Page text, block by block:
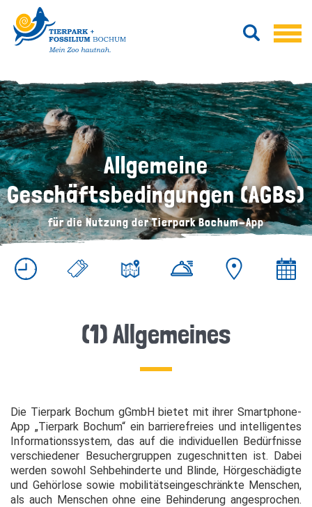
Allgemeine
Geschäftsbedingungen (AGBs)
für die Nutzung der Tierpark Bochum-App
(1) Allgemeines
Die Tierpark Bochum gGmbH bietet mit ihrer Smartphone-
App „Tierpark Bochum“ ein barrierefreies und intelligentes
Informationssystem, das auf die individuellen Bedürfnisse
verschiedener Besuchergruppen zugeschnitten ist. Dabei
werden sowohl Sehbehinderte und Blinde, Hörgeschädigte
und Gehörlose sowie mobilitätseingeschränkte Menschen,
als auch Menschen ohne eine Behinderung angesprochen.